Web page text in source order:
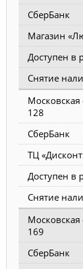
СберБанк
Магазин
Доступен в
Снятие
128
СберБанк
ТЦ
Доступен в
Снятие
169
СберБанк